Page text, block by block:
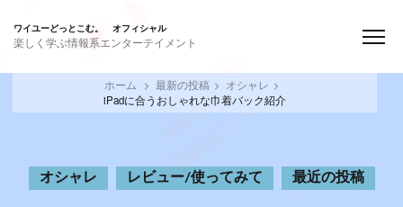
ワイユーどっとこむ。 オフィシャル
楽しく学ぶ情報系エンターテイメント
ホーム 最新の投稿
オシャレ
iPadに合うおしゃれな巾着バック紹介
オシャレ レビュー/使ってみて 最近の投稿